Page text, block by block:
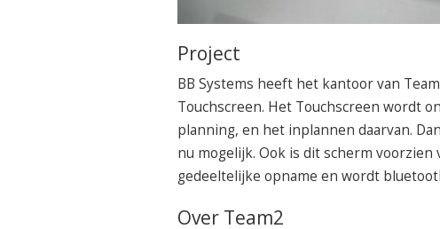
Project
BB Systems heeft het kantoor van
Touchscreen. Het Touchscreen wordt
planning, en het inplannen daarvan.
nu mogelijk. Ook is dit scherm
gedeeltelijke opname en wordt
Over Team2